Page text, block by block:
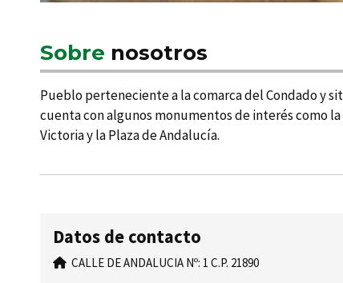
Sobre nosotros
Pueblo perteneciente a la comarca del Condado y
cuenta con algunos monumentos de interés como
Victoria y la Plaza de Andalucí­a.
Datos de contacto
CALLE DE ANDALUCIA Nº: 1 C.P. 21890